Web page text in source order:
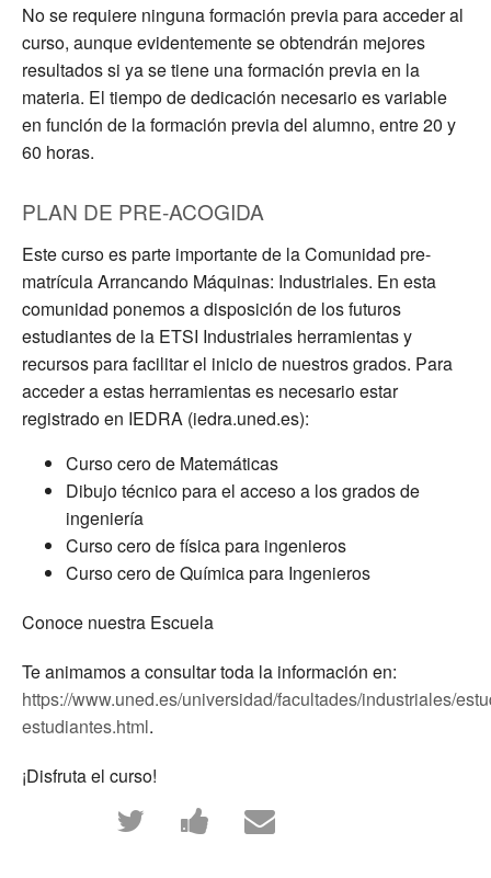
No se requiere ninguna formación previa para acceder al
curso, aunque evidentemente se obtendrán mejores
resultados si ya se tiene una formación previa en la
materia. El tiempo de dedicación necesario es variable
en función de la formación previa del alumno, entre 20 y
60 horas.
PLAN DE PRE-ACOGIDA
Este curso es parte importante de la Comunidad pre-
matrícula Arrancando Máquinas: Industriales. En esta
comunidad ponemos a disposición de los futuros
estudiantes de la ETSI Industriales herramientas y
recursos para facilitar el inicio de nuestros grados. Para
acceder a estas herramientas es necesario estar
registrado en IEDRA (iedra.uned.es):
Curso cero de Matemáticas
Dibujo técnico para el acceso a los grados de
ingeniería
Curso cero de física para ingenieros
Curso cero de Química para Ingenieros
Conoce nuestra Escuela
Te animamos a consultar toda la información en:
https://www.uned.es/universidad/facultades/industriales/
estudiantes.html.
¡Disfruta el curso!
Tweet
that
you've
Post
a Facebook
Email
someone
to